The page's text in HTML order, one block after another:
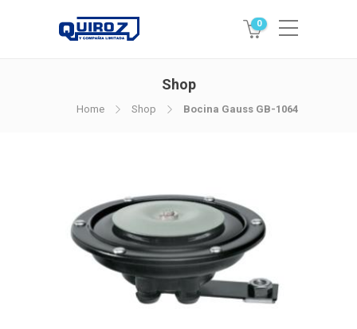
0
Shop
Home Shop Bocina Gauss GB-1064